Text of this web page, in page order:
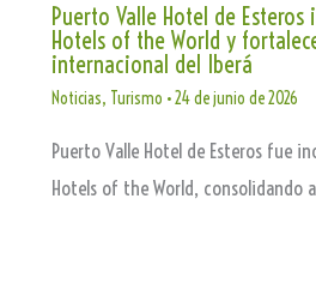
Puerto Valle Hotel de Esteros
Hotels of the World y
internacional del Iberá
Noticias, Turismo •24 de junio de 2026
Puerto Valle Hotel de Esteros fue
Hotels of the World, consolidando